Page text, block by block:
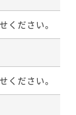
上の滞在
4％OFF
時チェッ
4％OFF
ください。
ください。